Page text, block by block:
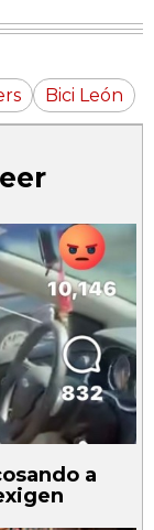
Bici León
a